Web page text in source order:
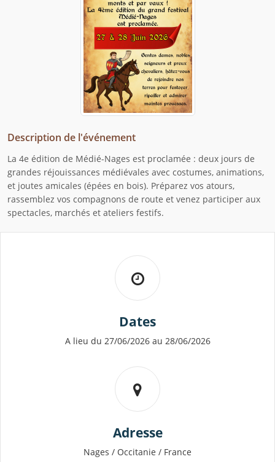
Description de l'événement
La 4e édition de Médié-Nages est proclamée : deux jours de
grandes réjouissances médiévales avec costumes, animations,
et joutes amicales (épées en bois). Préparez vos atours,
rassemblez vos compagnons de route et venez participer aux
spectacles, marchés et ateliers festifs.
Dates
A lieu du 27/06/2026 au 28/06/2026
Adresse
Nages / Occitanie / France